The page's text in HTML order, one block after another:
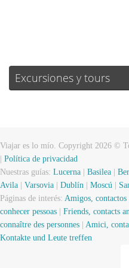
Excursiones y tours
Viajar es lo mío. Copyright 2026 ©
Política de privacidad
Nuestras guías: Lucerna Basilea
Avila
Varsovia Dublín Moscú
Páginas de interés: Amigos, contactos
conhecer pessoas
Friends, contacts
connaître des personnes
Amici,
Kontakte und Leute treffen